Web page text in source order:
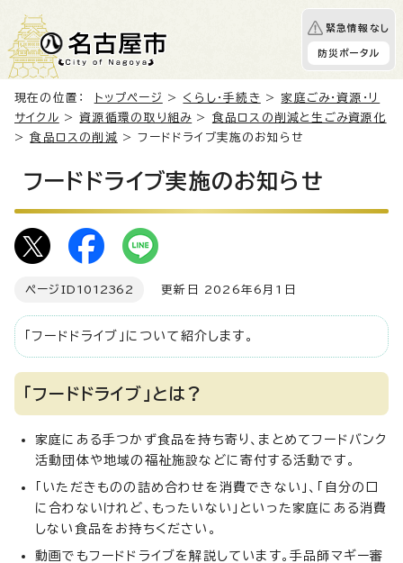
緊急情報なし
防災ポータル
現在の位置： トップページ > くらし・手続き > 家庭ごみ・資源・リ
サイクル >資源循環の取り組み > 食品ロスの削減と生ごみ資源化
>食品ロスの削減 > フードドライブ実施のお知らせ
フードドライブ実施のお知らせ
ページID 1012362 更新日 2026年6月1日
「フードドライブ」について紹介します。
「フードドライブ」とは？
家庭にある手つかず食品を持ち寄り、まとめてフードバンク
活動団体や地域の福祉施設などに寄付する活動です。
「いただきものの詰め合わせを消費できない」、「自分の口
に合わないけれど、もったいない」といった家庭にある消費
しない食品をお持ちください。
動画でもフードドライブを解説しています。手品師マギー審